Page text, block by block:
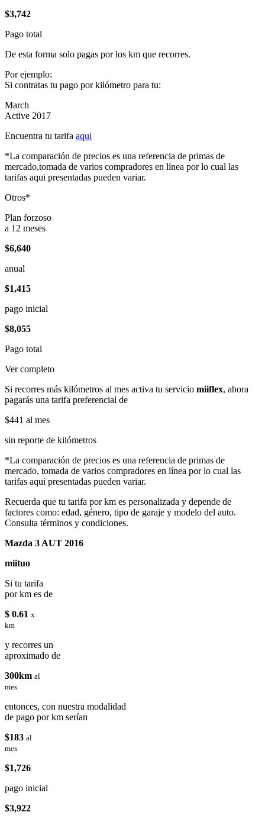
$3,742
Pago total
De esta forma solo pagas por los km que recorres.
Por ejemplo:
Si contratas tu pago por kilómetro para tu:
March
Active 2017
Encuentra tu tarifa aqui
*La comparación de precios es una referencia de primas de
mercado,tomada de varios compradores en línea por lo cual las
tarifas aqui presentadas pueden variar.
Otros*
Plan forzoso
a 12 meses
$6,640
anual
$1,415
pago inicial
$8,055
Pago total
Ver completo
Si recorres más kilómetros al mes activa tu servicio miiflex, ahora
pagarás una tarifa preferencial de
$441 al mes
sin reporte de kilómetros
*La comparación de precios es una referencia de primas de
mercado, tomada de varios compradores en línea por lo cual las
tarifas aqui presentadas pueden variar.
Recuerda que tu tarifa por km es personalizada y depende de
factores como: edad, género, tipo de garaje y modelo del auto.
Consulta términos y condiciones.
Mazda 3 AUT 2016
miituo
Si tu tarifa
por km es de
$ 0.61 x
km
y recorres un
aproximado de
300km al
mes
entonces, con nuestra modalidad
de pago por km serían
$183 al
mes
$1,726
pago inicial
$3,922